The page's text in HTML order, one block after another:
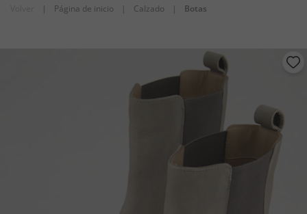
| Página de inicio | Calzado | Botas